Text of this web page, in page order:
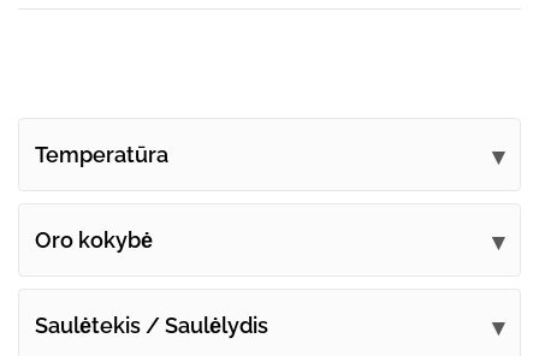
Temperatūra
Oro kokybė
Saulėtekis / Saulėlydis